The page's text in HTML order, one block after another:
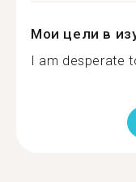
Мои цели в
I am desperate